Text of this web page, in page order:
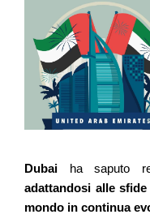
Dubai ha saputo
adattandosi alle
mondo in continua